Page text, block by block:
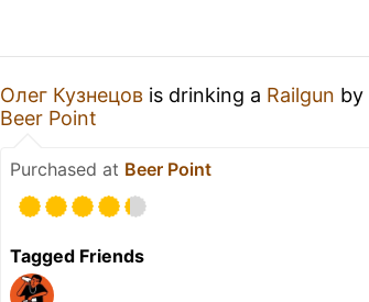
Олег Кузнецов is drinking a Railgun by
Beer Point
Purchased at Beer Point
Tagged Friends